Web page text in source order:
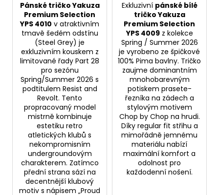
Pánské tričko Yakuza
Premium Selection
YPS 4010 v atraktivním
tmavě šedém odstínu
(Steel Grey) je
exkluzivním kouskem z
limitované řady Part 28
pro sezónu
Spring/Summer 2026 s
podtitulem Resist and
Revolt. Tento
propracovaný model
mistrně kombinuje
estetiku retro
atletických klubů s
nekompromisním
undergroundovým
charakterem. Zatímco
přední strana sází na
decentnější klubový
motiv s nápisem „Proud
Exkluzivní pánské bílé
tričko Yakuza
Premium Selection
YPS 4009z kolekce
Spring / Summer 2026
je vyrobeno ze špičkové
100% Pima bavlny. Tričko
zaujme dominantním
mnohobarevným
potiskem prasete-
řezníka na zádech a
stylovým motivem
Chop by Chop na hrudi.
Díky regular fit střihu a
mimořádně jemnému
materiálu nabízí
maximální komfort a
odolnost pro
každodenní nošení.